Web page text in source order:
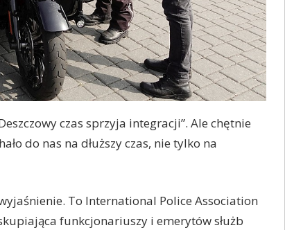
czas sprzyja integracji”. Ale chętnie
do nas na dłuższy czas, nie tylko na
To International Police Association
funkcjonariuszy i emerytów służb